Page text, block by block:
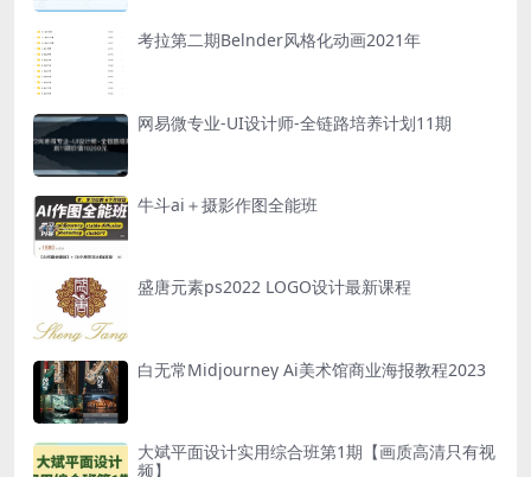
考拉第二期Belnder风格化动画2021年
网易微专业-UI设计师-全链路培养计划11期
牛斗ai＋摄影作图全能班
盛唐元素ps2022 LOGO设计最新课程
白无常Midjourney Ai美术馆商业海报教程2023
大斌平面设计实用综合班第1期【画质高清只有视
频】